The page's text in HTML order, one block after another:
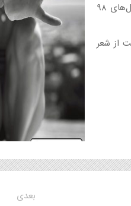
مجموعه‌ی مولتی‌ژانر است و شامل ۱۷ شعر آزاد می‌باشد که در سال‌های ۹۸
از شعر
بعدی